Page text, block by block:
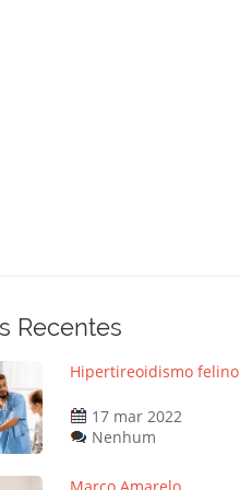
Recentes
Hipertireoidismo felino
17 mar 2022
Nenhum